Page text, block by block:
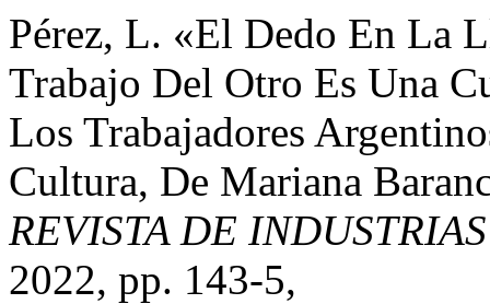
Pérez, L. «El Dedo En La
Trabajo Del Otro Es Una
Los Trabajadores
Cultura, De Mariana
REVISTA DE
2022, pp. 143-5,